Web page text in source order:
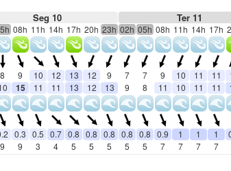
Seg 10 Ter 11
08h 11h 14h 17h 20h 23h 02h 05h 08h 11h 14h 17h
8 9 10 12 13 12 9 7 7 9 10 11 11
15 11 11 13 12 13 9 8 11 10 11 11
0.3 0.5 0.7 0.8 0.8 0.8 0.8 0.8 0.9 1 1 1
9 9 3 4 5 5 5 5 5 7 7 7 7